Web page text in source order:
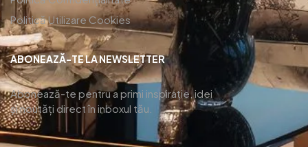
Politică Utilizare Cookies
ABONEAZĂ-TE LA NEWSLETTER
Abonează-te pentru a primi inspirație, idei
și noutăți direct în inboxul tău.